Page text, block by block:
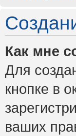
Как мне
Для
кнопке в
ваших